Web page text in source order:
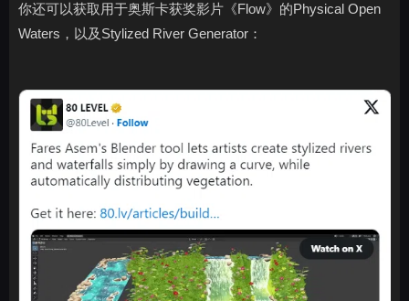
你还可以获取用于奥斯卡获奖影片《Flow》的Physical Open
Waters，以及Stylized River Generator：